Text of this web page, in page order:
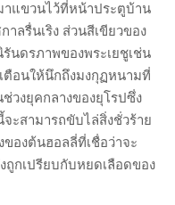
าแขวนไว้ที่หน้าประตูบ้าน
าลรื่นเริง ส่วนสีเขียวของ
นดรภาพของพระเยชูเช่น
ตือนให้นึกถึงมงกุฏหนามที่
วงยุคกลางของยุโรปซึ่ง
ะสามารถขับไล่สิ่งชั่วร้าย
องต้นฮอลลี่ที่เชื่อว่าจะ
กเปรียบกับหยดเลือดของ